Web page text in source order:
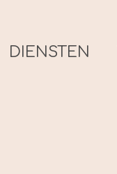
DIENSTEN